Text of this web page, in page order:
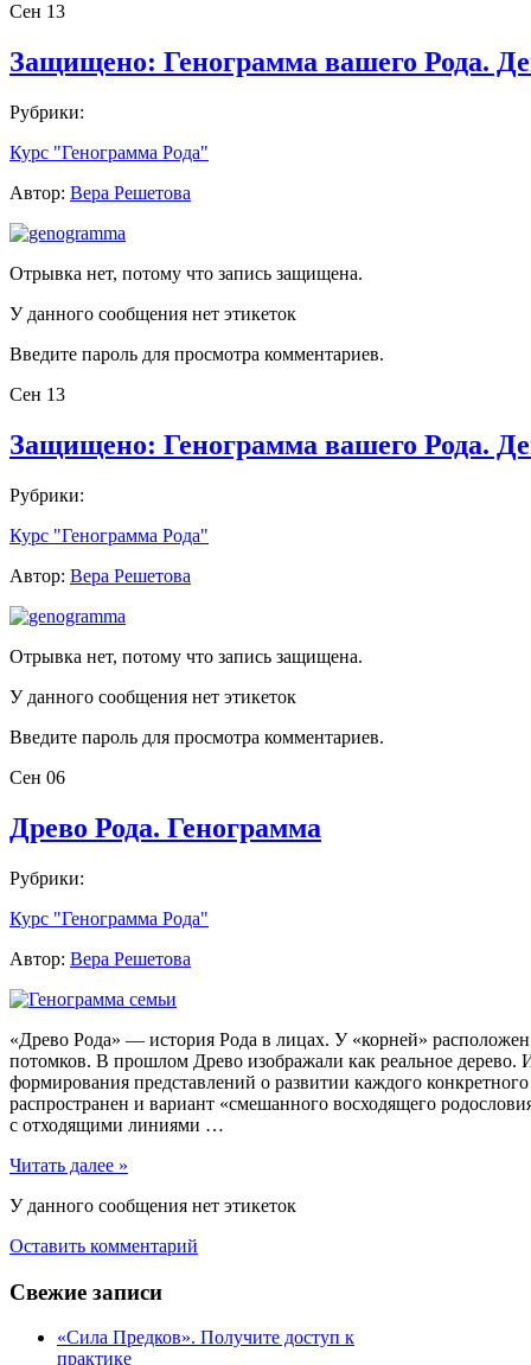
Сен 13
Защищено: Генограмма вашего Рода.
Рубрики:
Курс "Генограмма Рода"
Автор: Вера Решетова
Отрывка нет, потому что запись защищена.
У данного сообщения нет этикеток
Введите пароль для просмотра комментариев.
Сен 13
Защищено: Генограмма вашего Рода.
Рубрики:
Курс "Генограмма Рода"
Автор: Вера Решетова
Отрывка нет, потому что запись защищена.
У данного сообщения нет этикеток
Введите пароль для просмотра комментариев.
Сен 06
Древо Рода. Генограмма
Рубрики:
Курс "Генограмма Рода"
Автор: Вера Решетова
«Древо Рода» — история Рода в лицах. У «корней»
потомков. В прошлом Древо изображали как реальное дерево.
формирования представлений о развитии каждого
распространен и вариант «смешанного восходящего
с отходящими линиями …
Читать далее »
У данного сообщения нет этикеток
Оставить комментарий
Свежие записи
«Сила Предков». Получите доступ к
практике